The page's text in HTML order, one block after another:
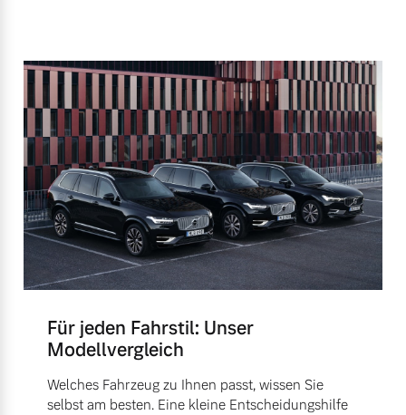
Für jeden Fahrstil: Unser
Modellvergleich
Welches Fahrzeug zu Ihnen passt, wissen Sie
selbst am besten. Eine kleine Entscheidungshilfe